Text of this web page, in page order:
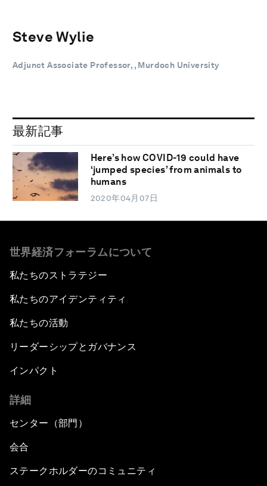
Steve Wylie
Adjunct Associate Professor, , Murdoch University
最新記事
Here’s how COVID-19 could have
‘jumped species’ from animals to
humans
2020年04月07日
世界経済フォーラムについて
私たちのストラテジー
私たちのアイデンティティ
私たちの活動
リーダーシップとガバナンス
インパクト
詳細
センター（部門）
会合
ステークホルダーのコミュニティ